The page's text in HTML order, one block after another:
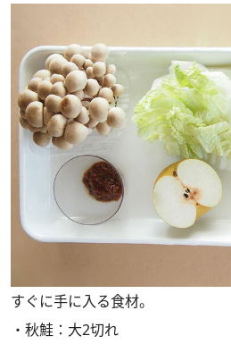
すぐに手に入る食材。
・秋鮭：大2切れ